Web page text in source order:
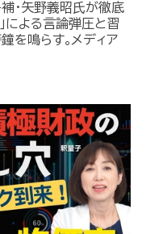
・矢野義昭氏が徹底
よる言論弾圧と習
を鳴らす｡メディア